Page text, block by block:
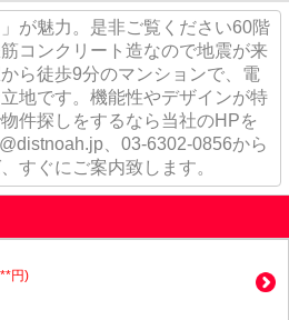
が魅力。是非ご覧ください60階
コンクリート造なので地震が来
ら徒歩9分のマンションで、電
地です。機能性やデザインが特
件探しをするなら当社のHPを
、03-6302-0856から
すぐにご案内致します。
円)